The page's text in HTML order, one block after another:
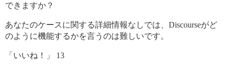
できますか？
あなたのケースに関する詳細情報なしでは、Discourseがど
のように機能するかを言うのは難しいです。
「いいね！」 13